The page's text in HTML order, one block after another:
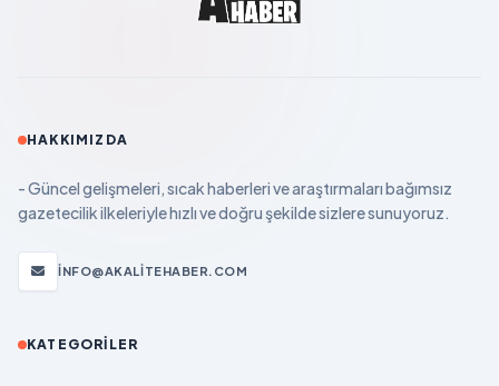
HAKKIMIZDA
- Güncel gelişmeleri, sıcak haberleri ve araştırmaları bağımsız
gazetecilik ilkeleriyle hızlı ve doğru şekilde sizlere sunuyoruz.
INFO@AKALITEHABER.COM
KATEGORILER